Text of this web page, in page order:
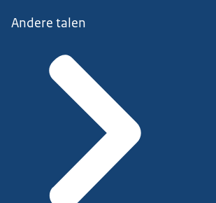
Andere talen